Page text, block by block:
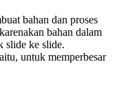
bahan dan proses
bahan dalam
slide ke slide.
untuk memperbesar